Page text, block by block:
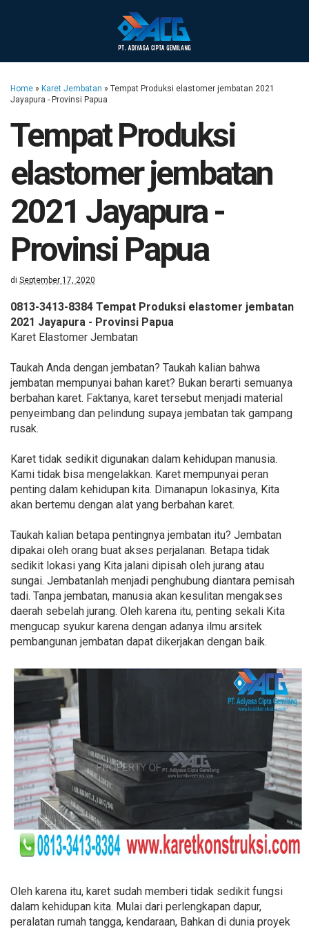
Home » Karet Jembatan » Tempat Produksi elastomer jembatan 2021
Jayapura - Provinsi Papua
Tempat Produksi
elastomer jembatan
2021 Jayapura -
Provinsi Papua
di September 17, 2020
0813-3413-8384 Tempat Produksi elastomer jembatan
2021 Jayapura - Provinsi Papua
Karet Elastomer Jembatan
Taukah Anda dengan jembatan? Taukah kalian bahwa
jembatan mempunyai bahan karet? Bukan berarti semuanya
berbahan karet. Faktanya, karet tersebut menjadi material
penyeimbang dan pelindung supaya jembatan tak gampang
rusak.
Karet tidak sedikit digunakan dalam kehidupan manusia.
Kami tidak bisa mengelakkan. Karet mempunyai peran
penting dalam kehidupan kita. Dimanapun lokasinya, Kita
akan bertemu dengan alat yang berbahan karet.
Taukah kalian betapa pentingnya jembatan itu? Jembatan
dipakai oleh orang buat akses perjalanan. Betapa tidak
sedikit lokasi yang Kita jalani dipisah oleh jurang atau
sungai. Jembatanlah menjadi penghubung diantara pemisah
tadi. Tanpa jembatan, manusia akan kesulitan mengakses
daerah sebelah jurang. Oleh karena itu, penting sekali Kita
mengucap syukur karena dengan adanya ilmu arsitek
pembangunan jembatan dapat dikerjakan dengan baik.
Oleh karena itu, karet sudah memberi tidak sedikit fungsi
dalam kehidupan kita. Mulai dari perlengkapan dapur,
peralatan rumah tangga, kendaraan, Bahkan di dunia proyek